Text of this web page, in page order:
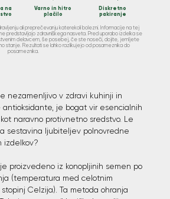
na
Varno in hitro
plačilo
Diskretno
pakiranje
ali preprečevanju katerekoli bolezni. Informacije na tej
predstavljajo zdravniškega nasveta. Pred uporabo izdelka se
delavcem, še posebej, če ste noseči, dojite, jemljete
stanje. Rezultati se lahko razlikujejo od posameznika do
posameznika.
nezamenljivo v zdravi kuhinji in
antioksidante, je bogat vir esencialnih
naravno protivnetno sredstvo. Le
sestavina ljubiteljev polnovredne
izdelkov?
je proizvedeno iz konopljinih semen po
(temperatura med celotnim
Celzija). Ta metoda ohranja